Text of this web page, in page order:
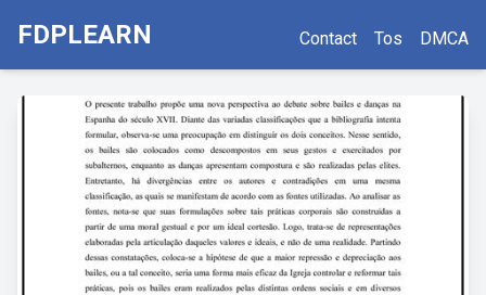
FDPLEARN Contact Tos DMCA